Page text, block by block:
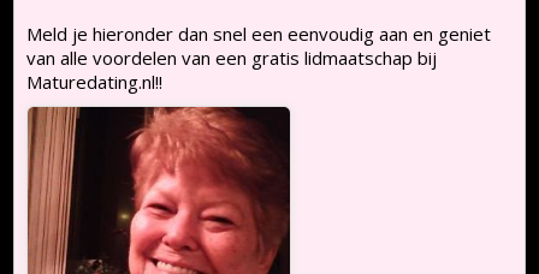
Meld je hieronder dan snel een eenvoudig aan en geniet
van alle voordelen van een gratis lidmaatschap bij
Maturedating.nl!!